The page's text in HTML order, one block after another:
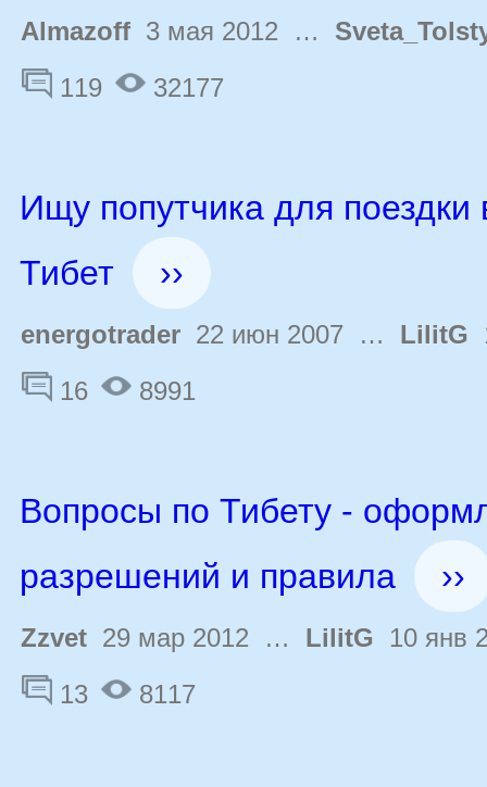
Almazoff 3 мая 2012 …
119
32177
Ищу попутчика для поездки
Тибет
››
energotrader 22 июн 2007 … LilitG
16
8991
Вопросы по Тибету -
разрешений и правила
››
Zzvet 29 мар 2012 … LilitG 10 янв
13
8117